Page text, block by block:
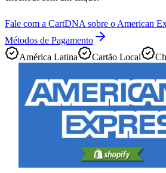
Fale com a CartDNA sobre o American
Métodos de Pagamento
América Latina
Cartão Local